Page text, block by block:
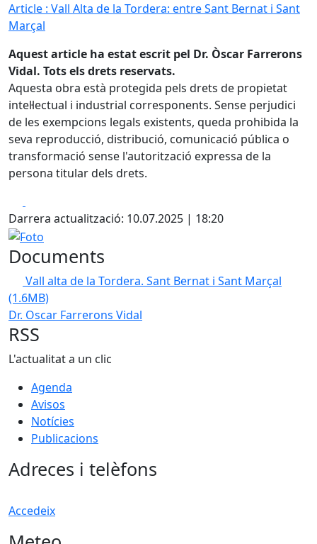
Article : Vall Alta de la Tordera: entre Sant Bernat i Sant
Marçal
Aquest article ha estat escrit pel Dr. Òscar Farrerons
Vidal. Tots els drets reservats.
Aquesta obra està protegida pels drets de propietat
intel·lectual i industrial corresponents. Sense perjudici
de les exempcions legals existents, queda prohibida la
seva reproducció, distribució, comunicació pública o
transformació sense l'autorització expressa de la
persona titular dels drets.
Darrera actualització: 10.07.2025 | 18:20
Foto
Documents
Vall alta de la Tordera. Sant Bernat i Sant Marçal
(1.6MB)
Dr. Oscar Farrerons Vidal
RSS
L'actualitat a un clic
Agenda
Avisos
Notícies
Publicacions
Adreces i telèfons
Accedeix